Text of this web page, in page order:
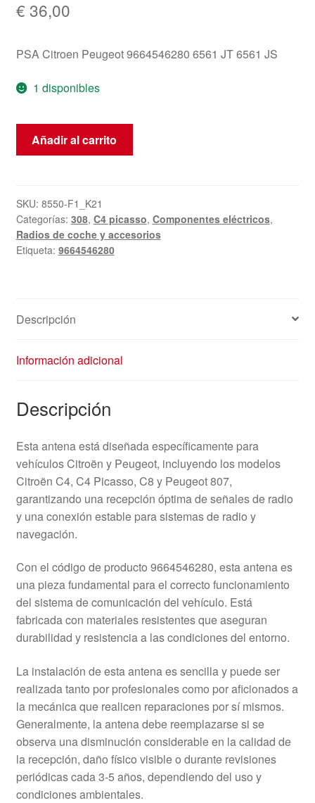
€ 36,00
PSA Citroen Peugeot 9664546280 6561 JT 6561 JS
1 disponibles
Antena
Citroën
cantidad
Añadir al carrito
SKU: 8550-F1_K21
Categorías: 308, C4 picasso, Componentes eléctricos,
Radios de coche y accesorios
Etiqueta: 9664546280
Descripción
Información adicional
Descripción
Esta antena está diseñada específicamente para
vehículos Citroën y Peugeot, incluyendo los modelos
Citroën C4, C4 Picasso, C8 y Peugeot 807,
garantizando una recepción óptima de señales de radio
y una conexión estable para sistemas de radio y
navegación.
Con el código de producto 9664546280, esta antena es
una pieza fundamental para el correcto funcionamiento
del sistema de comunicación del vehículo. Está
fabricada con materiales resistentes que aseguran
durabilidad y resistencia a las condiciones del entorno.
La instalación de esta antena es sencilla y puede ser
realizada tanto por profesionales como por aficionados a
la mecánica que realicen reparaciones por sí mismos.
Generalmente, la antena debe reemplazarse si se
observa una disminución considerable en la calidad de
la recepción, daño físico visible o durante revisiones
periódicas cada 3-5 años, dependiendo del uso y
condiciones ambientales.